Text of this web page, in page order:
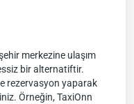
merkezine ulaşım
bir alternatiftir.
rezervasyon yaparak
Örneğin, TaxiOnn